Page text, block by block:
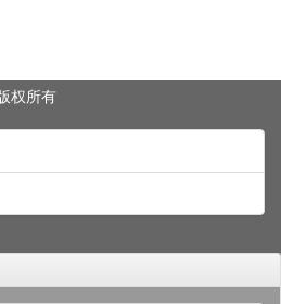
权所有